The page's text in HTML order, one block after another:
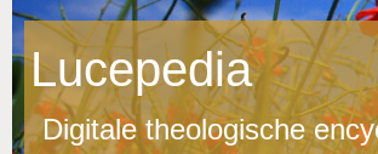
Lucepedia
Digitale theologische